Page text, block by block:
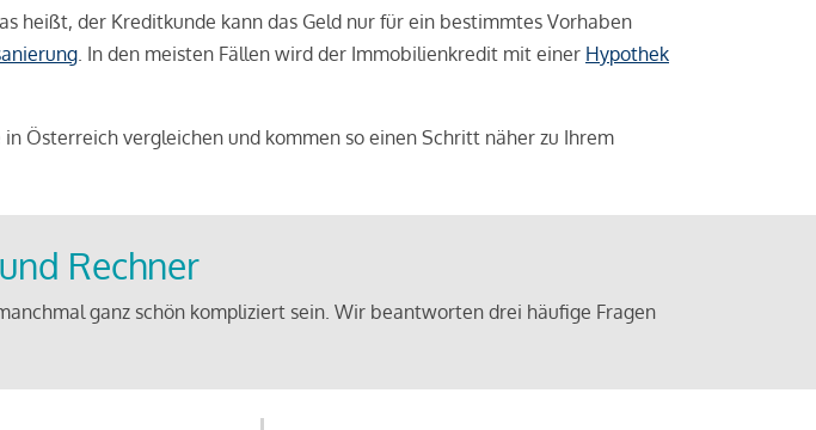
heißt, der Kreditkunde kann das Geld nur für ein bestimmtes Vorhaben
. In den meisten Fällen wird der Immobilienkredit mit einer Hypothek
Österreich vergleichen und kommen so einen Schritt näher zu Ihrem
Rechner
ganz schön kompliziert sein. Wir beantworten drei häufige Fragen